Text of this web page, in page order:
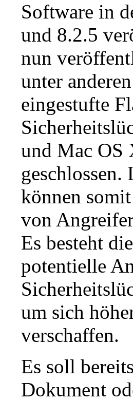
Software in
und 8.2.5
nun
unter
eingestufte
und Mac OS
können
von
Es besteht
potentielle
um sich
verschaffen.
Es soll
Dokument